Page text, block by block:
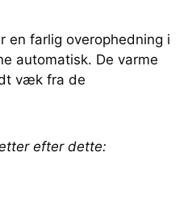
en farlig overophedning i
automatisk. De varme
væk fra de
efter dette: